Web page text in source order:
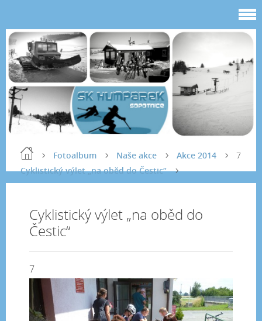
Fotoalbum Naše akce
Akce 2014
Cyklistický výlet „na oběd do Čestic“
7
Cyklistický výlet „na oběd do
Čestic“
7